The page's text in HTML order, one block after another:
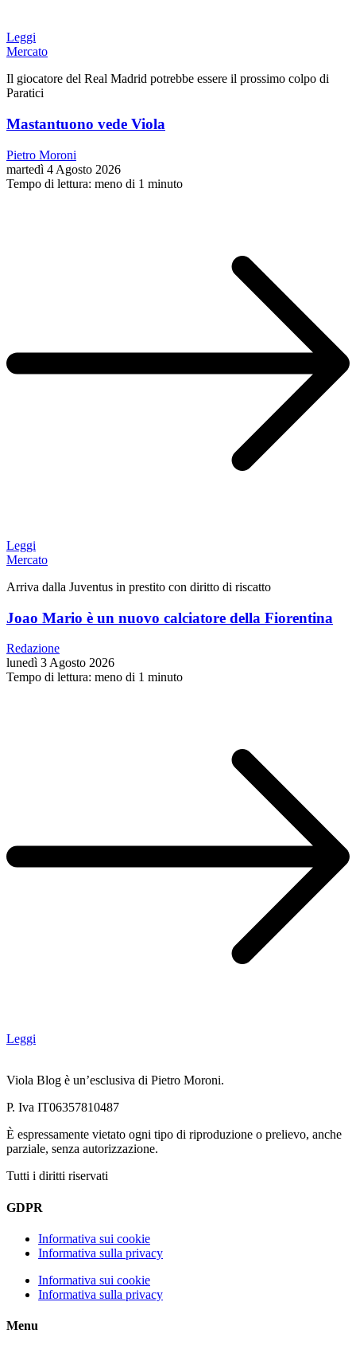
Leggi
Mercato
Il giocatore del Real Madrid potrebbe essere il prossimo colpo di
Paratici
Mastantuono vede Viola
Pietro Moroni
martedì 4 Agosto 2026
Tempo di lettura: meno di 1 minuto
Leggi
Mercato
Arriva dalla Juventus in prestito con diritto di riscatto
Joao Mario è un nuovo calciatore della Fiorentina
Redazione
lunedì 3 Agosto 2026
Tempo di lettura: meno di 1 minuto
Leggi
Viola Blog è un’esclusiva di Pietro Moroni.
P. Iva IT06357810487
È espressamente vietato ogni tipo di riproduzione o prelievo, anche
parziale, senza autorizzazione.
Tutti i diritti riservati
GDPR
Informativa sui cookie
Informativa sulla privacy
Informativa sui cookie
Informativa sulla privacy
Menu